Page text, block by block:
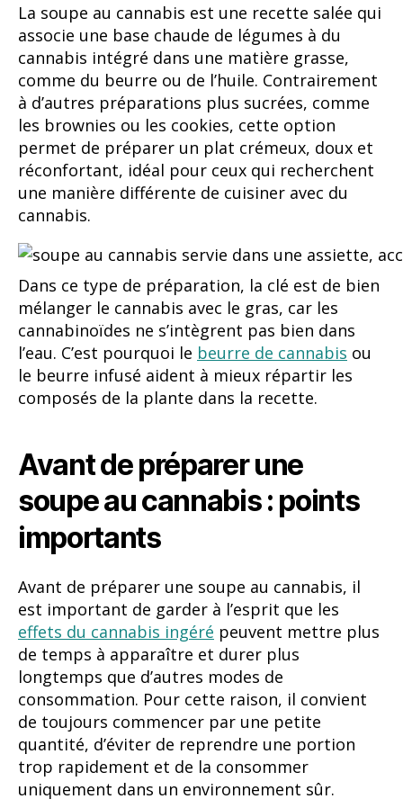
La soupe au cannabis est une recette salée qui
associe une base chaude de légumes à du
cannabis intégré dans une matière grasse,
comme du beurre ou de l’huile. Contrairement
à d’autres préparations plus sucrées, comme
les brownies ou les cookies, cette option
permet de préparer un plat crémeux, doux et
réconfortant, idéal pour ceux qui recherchent
une manière différente de cuisiner avec du
cannabis.
Dans ce type de préparation, la clé est de bien
mélanger le cannabis avec le gras, car les
cannabinoïdes ne s’intègrent pas bien dans
l’eau. C’est pourquoi le beurre de cannabis ou
le beurre infusé aident à mieux répartir les
composés de la plante dans la recette.
Avant de préparer une
soupe au cannabis : points
importants
Avant de préparer une soupe au cannabis, il
est important de garder à l’esprit que les
effets du cannabis ingéré peuvent mettre plus
de temps à apparaître et durer plus
longtemps que d’autres modes de
consommation. Pour cette raison, il convient
de toujours commencer par une petite
quantité, d’éviter de reprendre une portion
trop rapidement et de la consommer
uniquement dans un environnement sûr.